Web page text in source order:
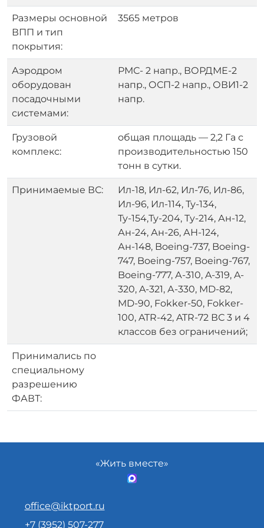
Размеры основной
ВПП и тип
покрытия:
3565 метров
Аэродром
оборудован
посадочными
системами:
РМС- 2 напр., ВОРДМЕ-2
напр., ОСП-2 напр., ОВИ1-2
напр.
Грузовой
комплекс:
общая площадь — 2,2 Га с
производительностью 150
тонн в сутки.
Принимаемые ВС:
Ил-18, Ил-62, Ил-76, Ил-86,
Ил-96, Ил-114, Ту-134,
Ту-154,Ту-204, Ty-214, Ан-12,
Ан-24, Ан-26, АН-124,
Ан-148, Boeing-737, Boeing-
747, Boeing-757, Boeing-767,
Boeing-777, А-310, A-319, A-
320, A-321, А-330, MD-82,
MD-90, Fokker-50, Fokker-
100, ATR-42, ATR-72 ВС 3 и 4
классов без ограничений;
Принимались по
специальному
разрешению
ФАВТ:
«Жить вместе»
office@iktport.ru
+7 (3952) 507-277